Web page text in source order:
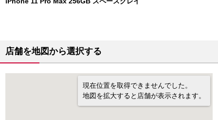
店舗を地図から選択する
現在位置を取得できませんでした。
地図を拡大すると店舗が表示されます。